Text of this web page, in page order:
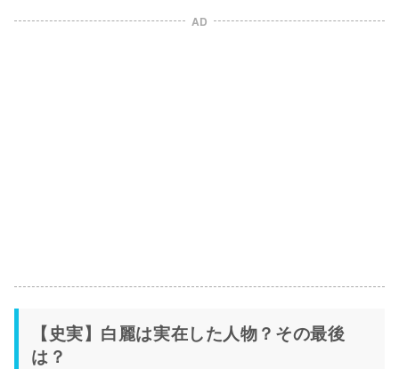
AD
【史実】白麗は実在した人物？その最後
は？